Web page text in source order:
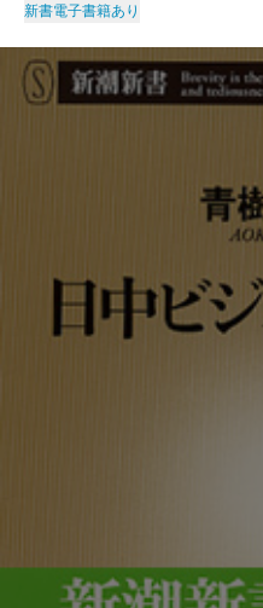
新書電子書籍あり